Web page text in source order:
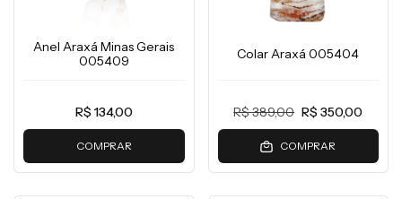
Anel Araxá Minas Gerais
005409
R$ 134,00
COMPRAR
Colar Araxá 005404
R$ 389,00 R$ 350,00
COMPRAR